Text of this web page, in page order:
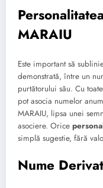
MARAIU
Este important să
demonstrată, între un
purtătorului său. Cu
pot asocia numelor
MARAIU, lipsa unei
asociere. Orice
simplă sugestie, fără
Nume